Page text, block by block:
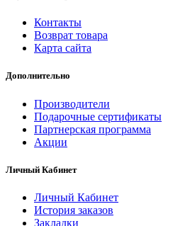
Контакты
Возврат товара
Карта сайта
Дополнительно
Производители
Подарочные сертификаты
Партнерская программа
Акции
Личный Кабинет
Личный Кабинет
История заказов
Закладки